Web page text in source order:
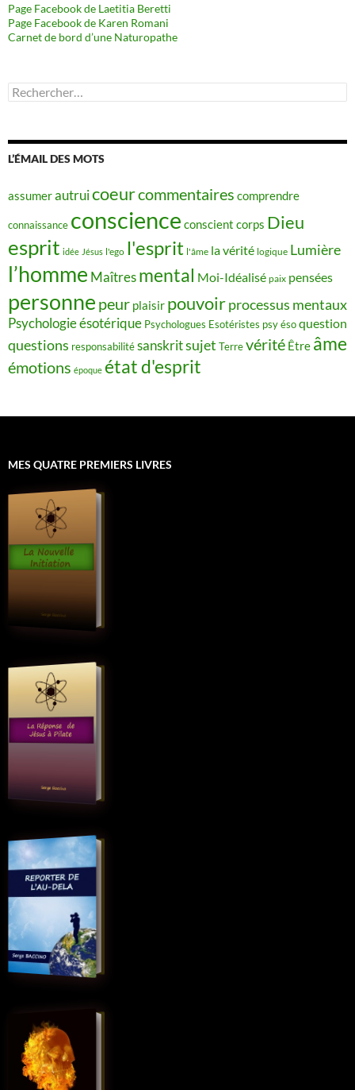
Page Facebook de Laetitia Beretti
Page Facebook de Karen Romani
Carnet de bord d’une Naturopathe
Rechercher :
L’ÉMAIL DES MOTS
assumerautruicoeurcommentaires comprendre
connaissance conscience conscient corps Dieu
esprit idée Jésus l'ego l'esprit l'âme la vérité logique Lumière
l’homme Maîtres mental Moi-Idéalisé paix pensées
personne peur plaisir pouvoirprocessus mentaux
Psychologie ésotérique Psychologues Esotéristes psy ésoquestion
questions responsabilitésanskritsujet Terrevérité Être âme
émotions époque état d'esprit
MES QUATRE PREMIERS LIVRES